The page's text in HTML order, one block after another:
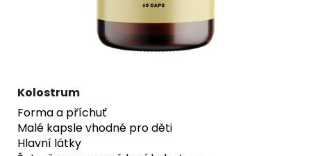
Kolostrum
Forma a příchuť
Malé kapsle vhodné pro děti
Hlavní látky